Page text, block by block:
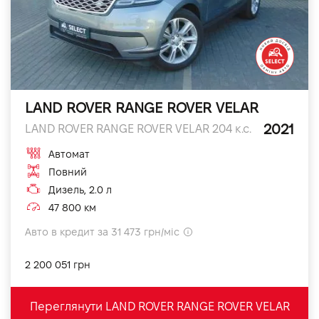
LAND ROVER RANGE ROVER VELAR
LAND ROVER RANGE ROVER VELAR 204 к.с. 2021
Автомат
Повний
Дизель, 2.0 л
47 800 км
Авто в кредит за 31 473 грн/міс
2 200 051 грн
Переглянути LAND ROVER RANGE ROVER VELAR